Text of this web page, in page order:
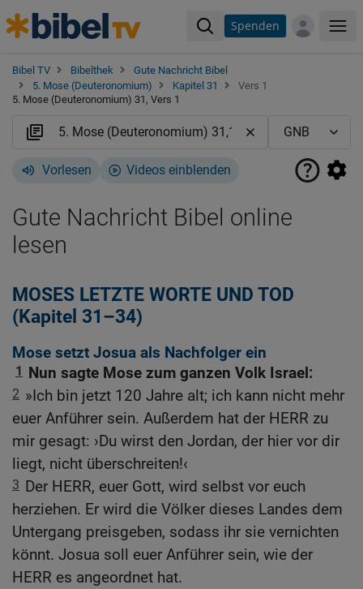
Spenden
Bibel TV Bibelthek
Gute Nachricht Bibel
5. Mose (Deuteronomium)
Kapitel 31
Vers 1
5. Mose (Deuteronomium) 31, Vers 1
Vorlesen Videos einblenden
Gute Nachricht Bibel online
lesen
MOSES LETZTE WORTE UND TOD
(Kapitel 31–34)
Mose setzt Josua als Nachfolger ein
1 Nun sagte Mose zum ganzen Volk Israel:
2 »Ich bin jetzt 120 Jahre alt; ich kann nicht mehr
euer Anführer sein. Außerdem hat der HERR zu
mir gesagt: ›Du wirst den Jordan, der hier vor dir
liegt, nicht überschreiten!‹
3 Der HERR, euer Gott, wird selbst vor euch
herziehen. Er wird die Völker dieses Landes dem
Untergang preisgeben, sodass ihr sie vernichten
könnt. Josua soll euer Anführer sein, wie der
HERR es angeordnet hat.